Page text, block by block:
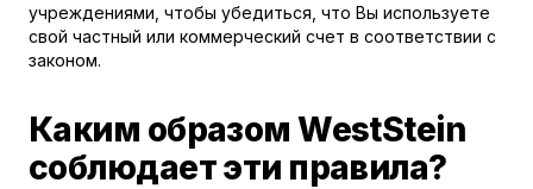
учреждениями, чтобы убедиться, что Вы используете
свой частный или коммерческий счет в соответствии с
законом.
Каким образом WestStein
соблюдает эти правила?